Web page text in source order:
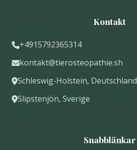
Kontakt
+4915792365314
kontakt@tierosteopathie.sh
Schleswig-Holstein, Deutschland
Slipstenjön, Sverige
Snabblänkar